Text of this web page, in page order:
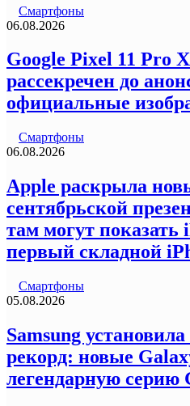
Смартфоны
06.08.2026
Google Pixel 11 Pro
рассекречен до
официальные
Смартфоны
06.08.2026
Apple раскрыла
сентябрьской
там могут показать
первый складной
Смартфоны
05.08.2026
Samsung
рекорд: новые
легендарную серию